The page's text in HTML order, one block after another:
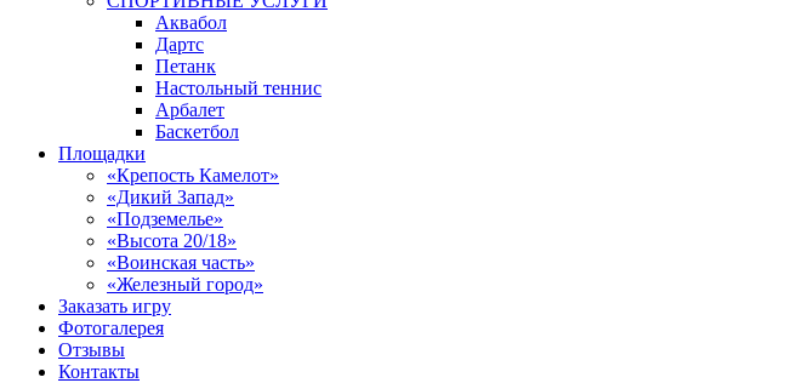
Аквабол
Дартс
Петанк
Настольный теннис
Арбалет
Баскетбол
Площадки
«Крепость Камелот»
«Дикий Запад»
«Подземелье»
«Высота 20/18»
«Воинская часть»
«Железный город»
Заказать игру
Фотогалерея
Отзывы
Контакты